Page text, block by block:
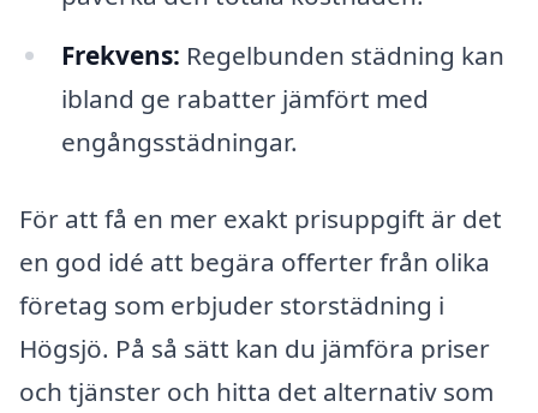
Frekvens: Regelbunden städning kan
ibland ge rabatter jämfört med
engångsstädningar.
För att få en mer exakt prisuppgift är det
en god idé att begära offerter från olika
företag som erbjuder storstädning i
Högsjö. På så sätt kan du jämföra priser
och tjänster och hitta det alternativ som